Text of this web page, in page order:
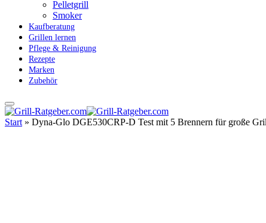
Pelletgrill
Smoker
Kaufberatung
Grillen lernen
Pflege & Reinigung
Rezepte
Marken
Zubehör
Start » Dyna-Glo DGE530CRP-D Test mit 5 Brennern für große